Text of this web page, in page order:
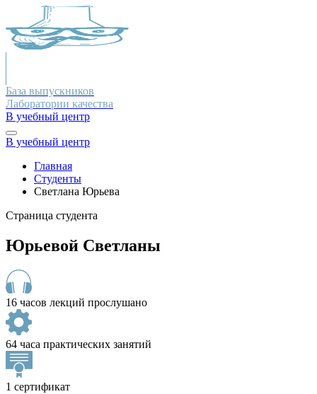
База выпускников
Лаборатории качества
В учебный центр
В учебный центр
Главная
Студенты
Светлана Юрьева
Страница студента
Юрьевой Светланы
16 часов лекций прослушано
64 часа практических занятий
1 сертификат